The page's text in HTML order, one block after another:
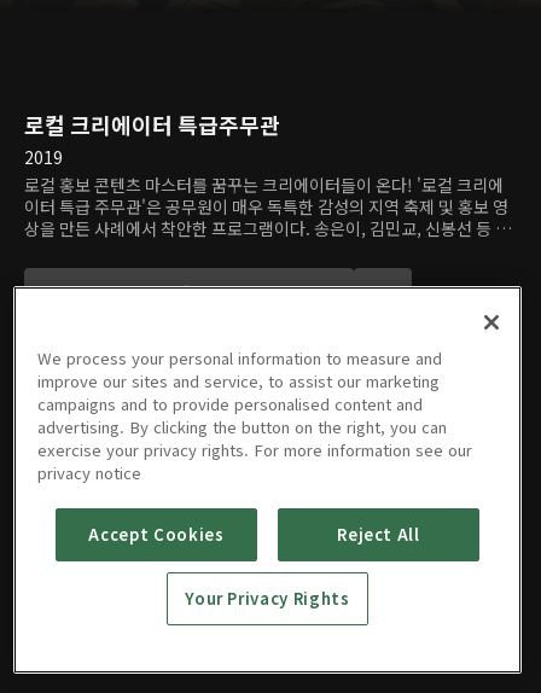
로컬 크리에이터 특급주무관
2019
로컬 홍보 콘텐츠 마스터를 꿈꾸는 크리에이터들이 온다! '로컬 크리에
이터 특급 주무관'은 공무원이 매우 독특한 감성의 지역 축제 및 홍보 영
상을 만든 사례에서 착안한 프로그램이다. 송은이, 김민교, 신봉선 등 순
지역의 매력을 뽐낼 수 있는 홍보 영상 콘텐츠를 직접 제작한다. 멋진 풍
경과 특산물이 위주인 '뻔한' 콘텐츠는 가라! 프로그램은 세 '주무관'이
직접 현장에서 발로 뛰며 영상을 만드는 과정뿐 아니라, 지역 주민의 시
각에 독특한 감각을 더한 홍보 영상을 선보여 지역 발전에 기여하는 모습
도 보여줄 것이다.
에피소드
12/29/2019 • 53분
03회
We process your personal information to measure and
improve our sites and service, to assist our marketing
campaigns and to provide personalised content and
advertising. By clicking the button on the right, you can
exercise your privacy rights. For more information see our
privacy notice
Accept Cookies Reject All
Your Privacy Rights